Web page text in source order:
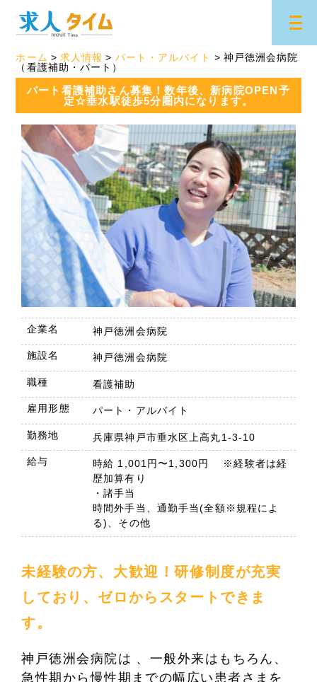
ホーム 求人情報 パート・アルバイト
神戸徳洲会病院
（看護補助・パート）
パート看護補助さん募集！数年後、新病院OPEN予
定☆垂水駅徒歩5分圏内になります。
企業名 神戸徳洲会病院
施設名 神戸徳洲会病院
職種 看護補助
雇用形態 パート・アルバイト
勤務地 兵庫県神戸市垂水区上高丸1-3-10
給与
時給 1,001円〜1,300円 ※経験者は経
歴加算有り
・諸手当
時間外手当、通勤手当(全額※規程によ
る)、その他
未経験の方、大歓迎！研修制度が充実
しており、ゼロからスタートできま
す。
神戸徳洲会病院は 、一般外来はもちろん、
急性期から慢性期までの幅広い患者さまを